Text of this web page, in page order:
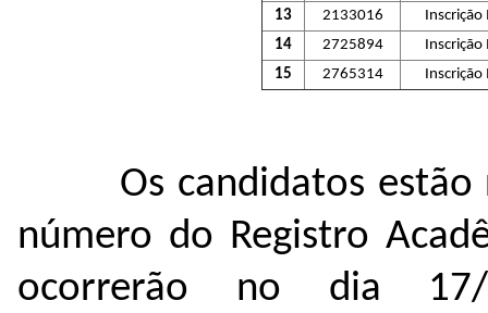
13
2133016
Inscrição
14
2725894
Inscrição
15
2765314 Inscrição
Os candidatos
número do Registro
ocorrerão no dia 17/